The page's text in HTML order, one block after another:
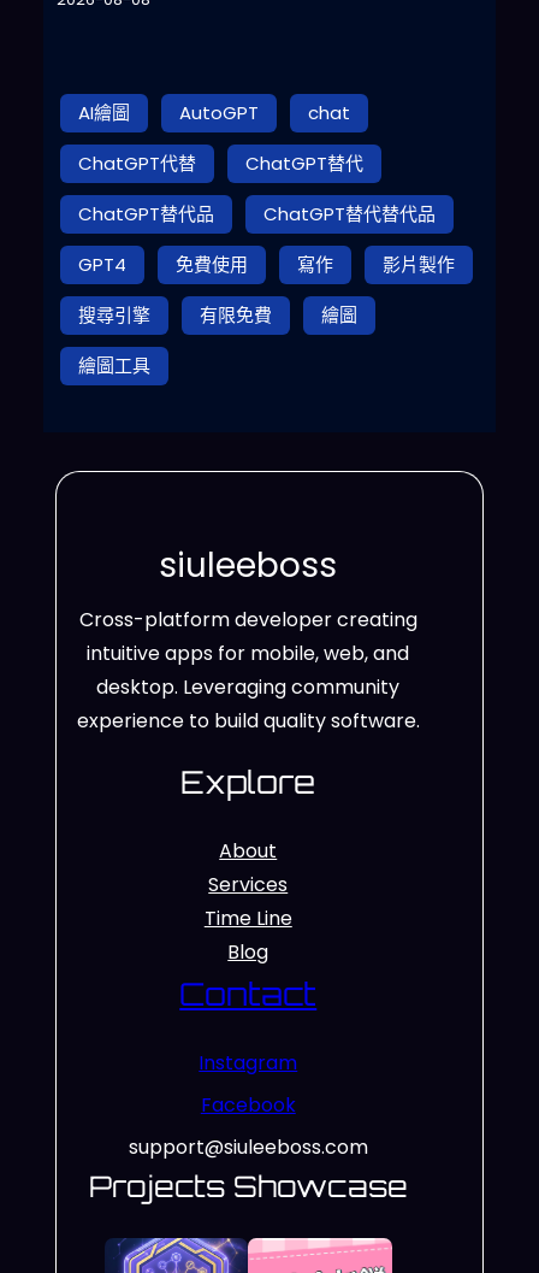
AI繪圖 AutoGPT
chat
ChatGPT代替
ChatGPT替代
ChatGPT替代品
ChatGPT替代替代品
GPT4
免費使用 寫作
影片製作
搜尋引擎
有限免費
繪圖
繪圖工具
siuleeboss
Cross-platform developer creating
intuitive apps for mobile, web, and
desktop. Leveraging community
experience to build quality software.
Explore
About
Services
Time Line
Blog
Contact
Instagram
Facebook
support@siuleeboss.com
Projects Showcase